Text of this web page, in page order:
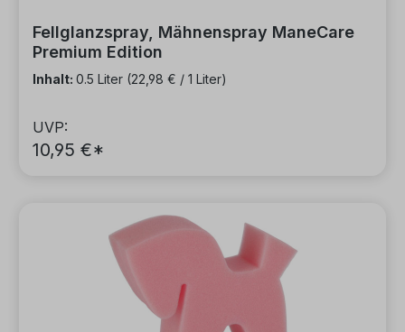
Fellglanzspray, Mähnenspray ManeCare
Premium Edition
Inhalt: 0.5 Liter (22,98 € / 1 Liter)
UVP:
10,95 €*